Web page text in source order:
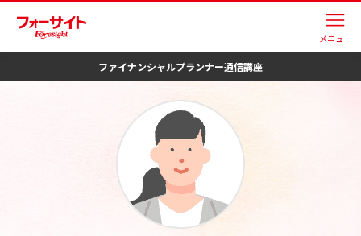
メニュー
ファイナンシャルプランナー通信講座